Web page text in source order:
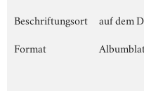
Beschriftungsort
auf dem
Format